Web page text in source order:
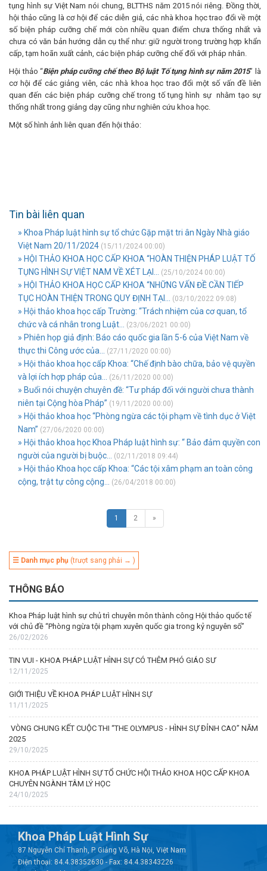
tụng hình sự Việt Nam nói chung, BLTTHS năm 2015 nói riêng. Đồng thời,
hội thảo cũng là cơ hội để các diễn giả, các nhà khoa học trao đổi về một
số biện pháp cưỡng chế mới còn nhiều quan điểm chưa thống nhất và
chưa có văn bản hướng dẫn cụ thể như: giữ người trong trường hợp khẩn
cấp, tạm hoãn xuất cảnh, các biện pháp cưỡng chế đối với pháp nhân.
Hội thảo “Biện pháp cưỡng chế theo Bộ luật Tố tụng hình sự năm 2015” là
cơ hội để các giảng viên, các nhà khoa học trao đổi một số vấn đề liên
quan đến các biện pháp cưỡng chế trong tố tụng hình sự nhằm tạo sự
thống nhất trong giảng dạy cũng như nghiên cứu khoa học.
Một số hình ảnh liên quan đến hội thảo:
Tin bài liên quan
» Khoa Pháp luật hình sự tổ chức Gặp mặt tri ân Ngày Nhà giáo
Việt Nam 20/11/2024 (15/11/2024 00:00)
» HỘI THẢO KHOA HỌC CẤP KHOA “HOÀN THIỆN PHÁP LUẬT TỐ
TỤNG HÌNH SỰ VIỆT NAM VỀ XÉT LẠI...
(25/10/2024 00:00)
» HỘI THẢO KHOA HỌC CẤP KHOA “NHỮNG VẤN ĐỀ CẦN TIẾP
TỤC HOÀN THIỆN TRONG QUY ĐỊNH TẠI...
(03/10/2022 09:08)
» Hội thảo khoa học cấp Trường: “Trách nhiệm của cơ quan, tổ
chức và cá nhân trong Luật...
(23/06/2021 00:00)
» Phiên họp giả định: Báo cáo quốc gia lần 5-6 của Việt Nam về
thực thi Công ước của...
(27/11/2020 00:00)
» Hội thảo khoa học cấp Khoa: “Chế định bào chữa, bảo vệ quyền
và lợi ích hợp pháp của...
(26/11/2020 00:00)
» Buổi nói chuyện chuyên đề: “Tư pháp đối với người chưa thành
niên tại Cộng hòa Pháp” (19/11/2020 00:00)
» Hội thảo khoa học “Phòng ngừa các tội phạm về tình dục ở Việt
Nam” (27/06/2020 00:00)
» Hội thảo khoa học Khoa Pháp luật hình sự: “ Bảo đảm quyền con
người của người bị buộc...
(02/11/2018 09:44)
» Hội thảo Khoa học cấp Khoa: “Các tội xâm phạm an toàn công
cộng, trật tự công cộng...
(26/04/2018 00:00)
1 2 »
☰ Danh mục phụ (trượt sang phải → )
THÔNG BÁO
Khoa Pháp luật hình sự chủ trì chuyên môn thành công Hội thảo quốc tế
với chủ đề “Phòng ngừa tội phạm xuyên quốc gia trong kỷ nguyên số”
26/02/2026
TIN VUI - KHOA PHÁP LUẬT HÌNH SỰ CÓ THÊM PHÓ GIÁO SƯ
12/11/2025
GIỚI THIỆU VỀ KHOA PHÁP LUẬT HÌNH SỰ
11/11/2025
VÒNG CHUNG KẾT CUỘC THI “THE OLYMPUS - HÌNH SỰ ĐỈNH CAO” NĂM
2025
29/10/2025
KHOA PHÁP LUẬT HÌNH SỰ TỔ CHỨC HỘI THẢO KHOA HỌC CẤP KHOA
CHUYÊN NGÀNH TÂM LÝ HỌC
24/10/2025
Khoa Pháp Luật Hình Sự
87 Nguyễn Chí Thanh, P. Giảng Võ, Hà Nội, Việt Nam
Điện thoại: 84.4.38352630 - Fax: 84.4.38343226